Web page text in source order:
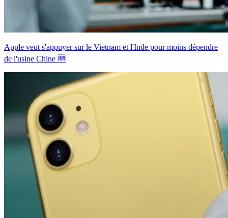
Apple veut s'appuyer sur le Vietnam et l'Inde pour moins dépendre
de l'usine Chine 🆕